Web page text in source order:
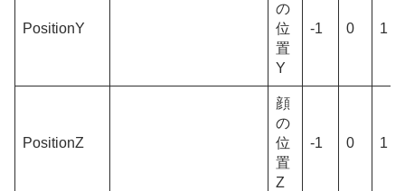
PositionY
の
位
置
Y
-1 0 1
PositionZ
顔
の
位
置
Z
-1 0 1